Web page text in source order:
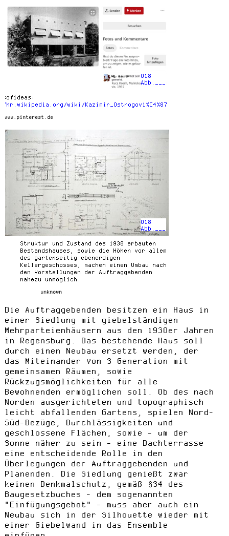
018
Abb.___
wiki/Kazimir_Ostrogovi%C4%87
www.pinterest.de
018
Abb.___
Struktur und Zustand des 1938 erbauten
Bestandshauses, sowie die Höhen vor allem
des gartenseitig ebenerdigen
Kellergeschosses, machen einen Umbau nach
den Vorstellungen der Auftraggebenden
nahezu unmöglich.
unknown
Die Auftraggebenden besitzen ein Haus in
einer Siedlung mit giebelständigen
Mehrparteienhäusern aus den 1930er Jahren
in Regensburg. Das bestehende Haus soll
durch einen Neubau ersetzt werden, der
das Miteinander von 3 Generation mit
gemeinsamen Räumen, sowie
Rückzugsmöglichkeiten für alle
Bewohnenden ermöglichen soll. Ob des nach
Norden ausgerichteten und topographisch
leicht abfallenden Gartens, spielen Nord-
Süd-Bezüge, Durchlässigkeiten und
geschlossene Flächen, sowie - um der
Sonne näher zu sein - eine Dachterrasse
eine entscheidende Rolle in den
Überlegungen der Auftraggebenden und
Planenden. Die Siedlung genießt zwar
keinen Denkmalschutz, gemäß §34 des
Baugesetzbuches - dem sogenannten
"Einfügungsgebot" - muss aber auch ein
Neubau sich in der Silhouette wieder mit
einer Giebelwand in das Ensemble